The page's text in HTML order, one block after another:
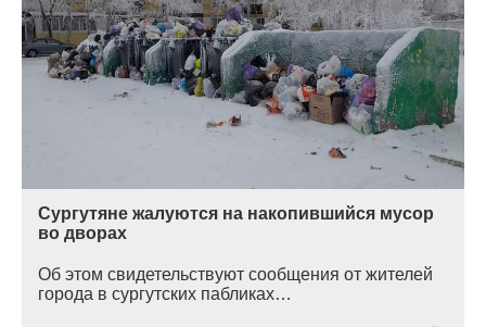
Сургутяне жалуются на накопившийся мусор
во дворах
Об этом свидетельствуют сообщения от жителей
города в сургутских пабликах…